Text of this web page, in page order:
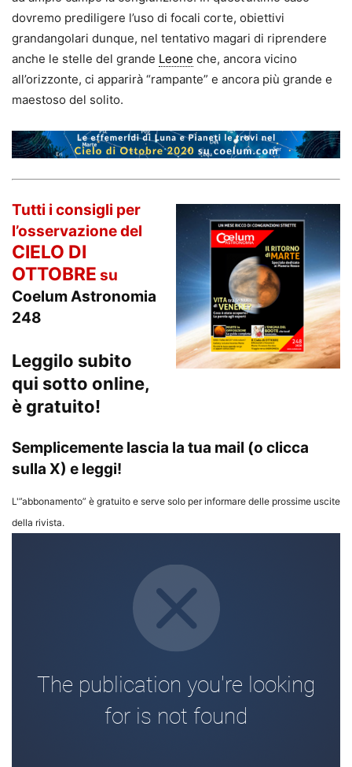
dovremo prediligere l’uso di focali corte, obiettivi
grandangolari dunque, nel tentativo magari di riprendere
anche le stelle del grande Leone che, ancora vicino
all’orizzonte, ci apparirà “rampante” e ancora più grande e
maestoso del solito.
Tutti i consigli per
l’osservazione del
CIELO DI
OTTOBRE su
Coelum Astronomia
248
Leggilo subito
qui sotto online,
è gratuito!
Semplicemente lascia la tua mail (o clicca
sulla X) e leggi!
L'”abbonamento” è gratuito e serve solo per informare delle prossime uscite
della rivista.